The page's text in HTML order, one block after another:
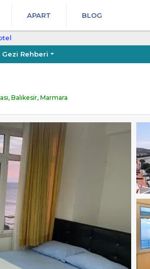
APART BLOG
Gezi Rehberi
Balıkesir, Marmara